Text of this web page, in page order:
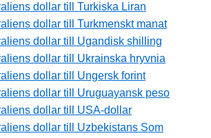
dollar till Turkiska Liran
dollar till Turkmenskt manat
dollar till Ugandisk shilling
dollar till Ukrainska hryvnia
dollar till Ungersk forint
dollar till Uruguayansk peso
dollar till USA-dollar
dollar till Uzbekistans Som